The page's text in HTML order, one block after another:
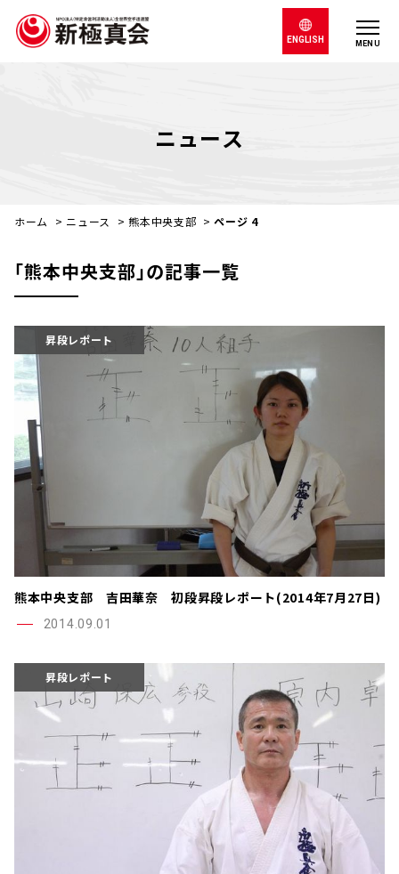
MENU
ENGLISH
ニュース
ホーム > ニュース >熊本中央支部 >ページ 4
｢熊本中央支部｣の記事一覧
昇段レポート
熊本中央支部 吉田華奈 初段昇段レポート(2014年7月27日)
2014.09.01
昇段レポート